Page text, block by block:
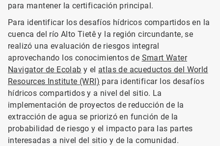
para mantener la certificación principal.
Para identificar los desafíos hídricos compartidos en la
cuenca del río Alto Tietê y la región circundante, se
realizó una evaluación de riesgos integral
aprovechando los conocimientos de Smart Water
Navigator de Ecolab y el atlas de acueductos del World
Resources Institute (WRI) para identificar los desafíos
hídricos compartidos y a nivel del sitio. La
implementación de proyectos de reducción de la
extracción de agua se priorizó en función de la
probabilidad de riesgo y el impacto para las partes
interesadas a nivel del sitio y de la comunidad.